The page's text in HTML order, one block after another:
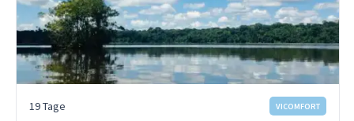
19 Tage VICOMFORT